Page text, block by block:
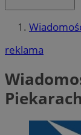
reklama